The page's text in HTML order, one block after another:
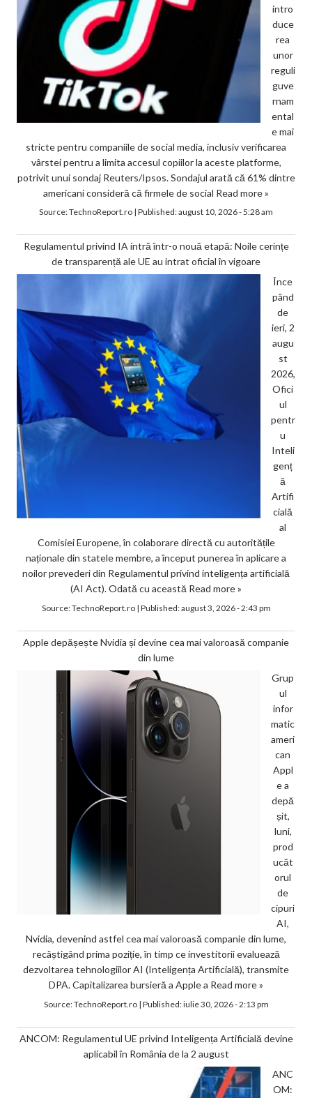
intro
duce
rea
unor
reguli
guve
rnam
ental
e mai
stricte pentru companiile de social media, inclusiv verificarea
vârstei pentru a limita accesul copiilor la aceste platforme,
potrivit unui sondaj Reuters/Ipsos. Sondajul arată că 61% dintre
americani consideră că firmele de social Read more »
Source:TechnoReport.ro | Published:august 10, 2026 - 5:28 am
Regulamentul privind IA intră într-o nouă etapă: Noile cerințe
de transparență ale UE au intrat oficial în vigoare
Înce
pând
de
ieri, 2
augu
st
2026,
Ofici
ul
pentr
u
Inteli
genț
ă
Artifi
cială
al
Comisiei Europene, în colaborare directă cu autoritățile
naționale din statele membre, a început punerea în aplicare a
noilor prevederi din Regulamentul privind inteligența artificială
(AI Act). Odată cu această Read more »
Source:TechnoReport.ro| Published:august 3, 2026 - 2:43 pm
Apple depășește Nvidia și devine cea mai valoroasă companie
din lume
Grup
ul
infor
matic
ameri
can
Appl
e a
depă
șit,
luni,
prod
ucăt
orul
de
cipuri
AI,
Nvidia, devenind astfel cea mai valoroasă companie din lume,
recâștigând prima poziție, în timp ce investitorii evaluează
dezvoltarea tehnologiilor AI (Inteligența Artificială), transmite
DPA. Capitalizarea bursieră a Apple a Read more »
Source:TechnoReport.ro| Published:iulie 30, 2026 - 2:13 pm
ANCOM: Regulamentul UE privind Inteligența Artificială devine
aplicabil în România de la 2 august
ANC
OM: